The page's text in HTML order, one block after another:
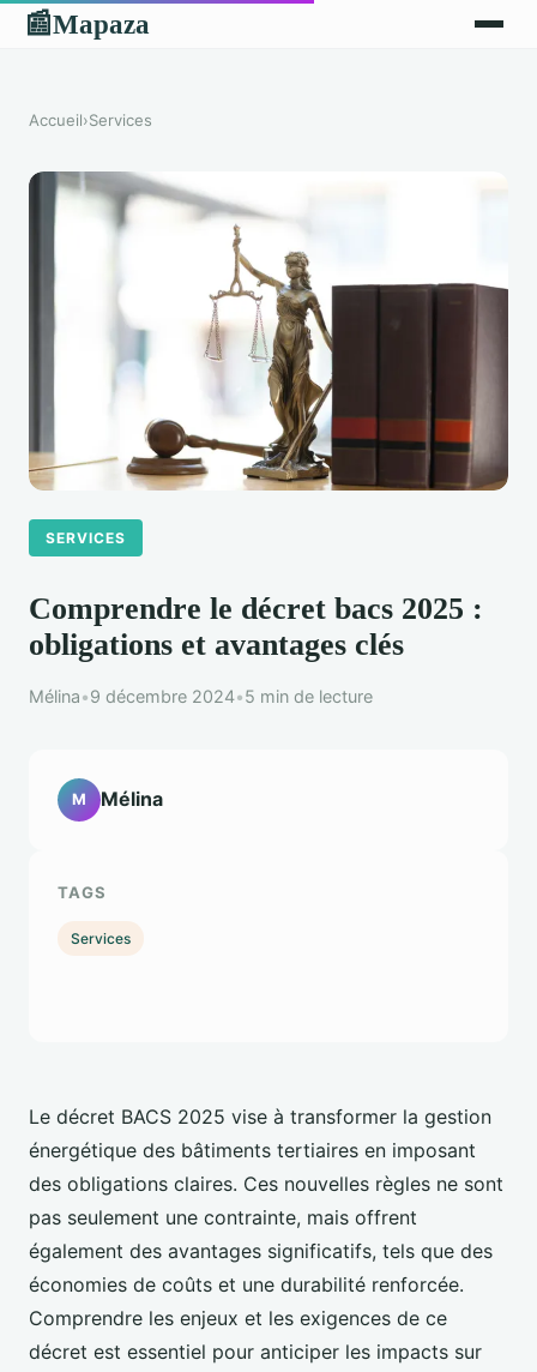
📰Mapaza
Accueil›Services
SERVICES
Comprendre le décret bacs 2025 :
obligations et avantages clés
Mélina•9 décembre 2024•5 min de lecture
Le décret BACS 2025 vise à transformer la gestion
énergétique des bâtiments tertiaires en imposant
des obligations claires. Ces nouvelles règles ne sont
pas seulement une contrainte, mais offrent
également des avantages significatifs, tels que des
économies de coûts et une durabilité renforcée.
Comprendre les enjeux et les exigences de ce
décret est essentiel pour anticiper les impacts sur
M Mélina
TAGS
Services